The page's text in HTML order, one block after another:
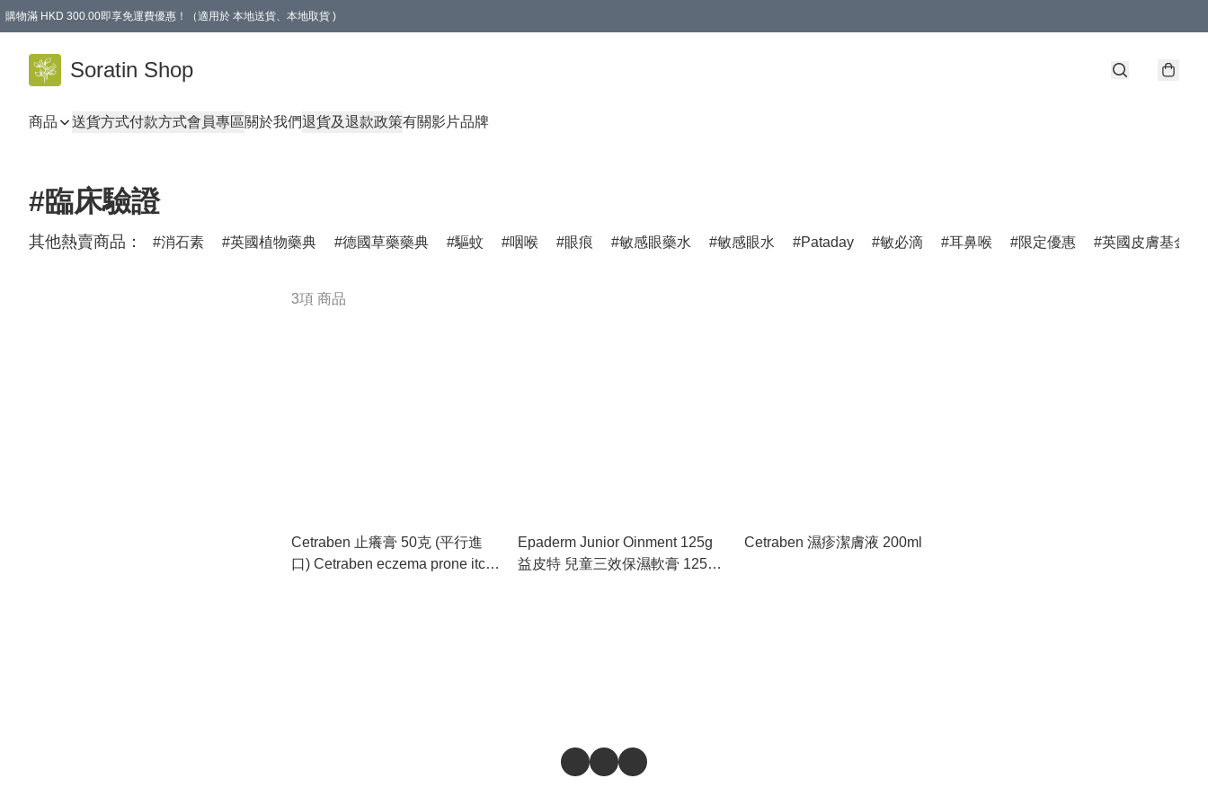
購物滿 HKD 300.00即享免運費優惠！（適用於 本地送貨、本地取貨 )
Soratin Shop
商品 送貨方式付款方式會員專區關於我們退貨及退款政策有關影片品牌
#臨床驗證
其他熱賣商品： 消石素 英國植物藥典 德國草藥藥典 驅蚊 咽喉 眼痕 敏感眼藥水 敏感眼水 Pataday 敏必滴 耳鼻喉 限定優惠 英國皮膚基金會
3項 商品
Cetraben 止癢膏 50克 (平行進
口) Cetraben eczema prone itch
Epaderm Junior Oinment 125g
益皮特 兒童三效保濕軟膏 125g
Cetraben 濕疹潔膚液 200ml